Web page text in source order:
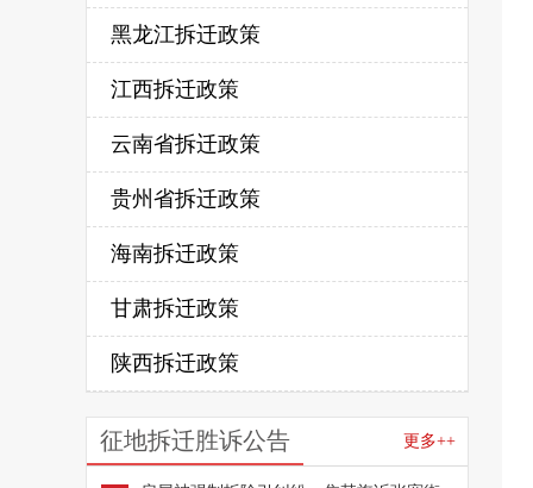
黑龙江拆迁政策
江西拆迁政策
云南省拆迁政策
贵州省拆迁政策
海南拆迁政策
甘肃拆迁政策
陕西拆迁政策
征地拆迁胜诉公告 更多++